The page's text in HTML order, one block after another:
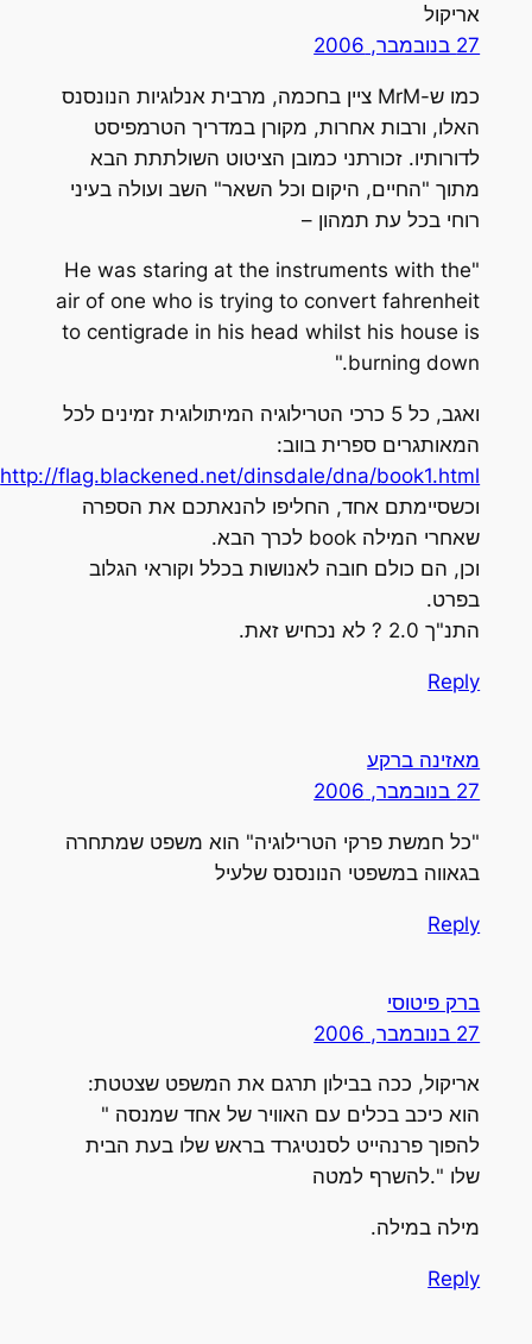
אריקול
27 בנובמבר, 2006
כמו ש-MrM ציין בחכמה, מרבית אנלוגיות הנונסנס
האלו, ורבות אחרות, מקורן במדריך הטרמפיסט
לדורותיו. זכורתני כמובן הציטוט השולתתת הבא
מתוך "החיים, היקום וכל השאר" השב ועולה בעיני
רוחי בכל עת תמהון –
"He was staring at the instruments with the
air of one who is trying to convert fahrenheit
to centigrade in his head whilst his house is
burning down."
ואגב, כל 5 כרכי הטרילוגיה המיתולוגית זמינים לכל
המאותגרים ספרית בווב:
http://flag.blackened.net/dinsdale/dna/book1.html
וכשסיימתם אחד, החליפו להנאתכם את הספרה
שאחרי המילה book לכרך הבא.
וכן, הם כולם חובה לאנושות בכלל וקוראי הגלוב
בפרט.
התנ"ך 2.0 ? לא נכחיש זאת.
Reply
מאזינה ברקע
27 בנובמבר, 2006
"כל חמשת פרקי הטרילוגיה" הוא משפט שמתחרה
בגאווה במשפטי הנונסנס שלעיל
Reply
ברק פיטוסי
27 בנובמבר, 2006
אריקול, ככה בבילון תרגם את המשפט שצטטת:
הוא כיכב בכלים עם האוויר של אחד שמנסה "
להפוך פרנהייט לסנטיגרד בראש שלו בעת הבית
שלו ".להשרף למטה
מילה במילה.
Reply